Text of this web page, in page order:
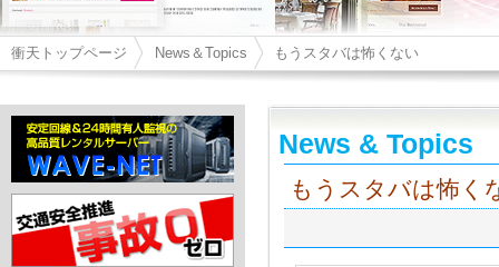
衝天トップページ News＆Topics もうスタバは怖くない
News & Topics
もうスタバは怖く